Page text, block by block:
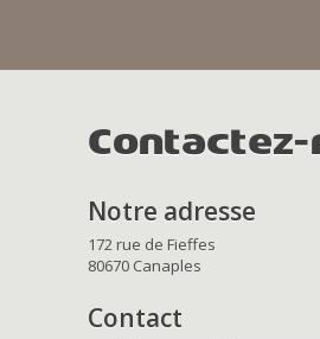
Contactez-
Notre adresse
172 rue de Fieffes
80670 Canaples
Contact